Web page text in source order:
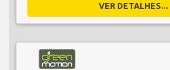
VER DETALHES...